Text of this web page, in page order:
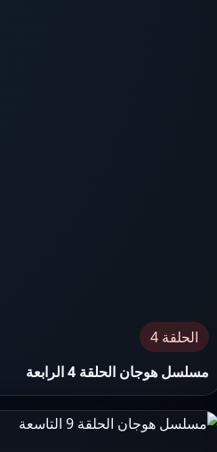
الحلقة 4
مسلسل هوجان الحلقة 4 الرابعة